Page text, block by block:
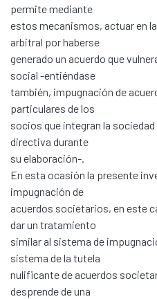
permite mediante
estos mecanismos, actuar en
arbitral por haberse
generado un acuerdo que
social -entiéndase
también, impugnación de
particulares de los
socios que integran la
directiva durante
su elaboración-.
En esta ocasión la presente
impugnación de
acuerdos societarios, en este
dar un tratamiento
similar al sistema de
sistema de la tutela
nulificante de acuerdos
desprende de una